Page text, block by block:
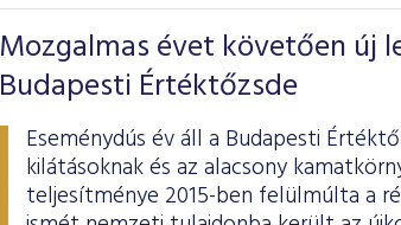
Mozgalmas évet követően új
Budapesti Értéktőzsde
Eseménydús év áll a Budapesti
kilátásoknak és az alacsony
teljesítménye 2015-ben felülmúlta a